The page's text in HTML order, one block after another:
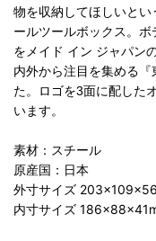
物を収納してほしいと
ールツールボックス。
をメイド イン ジャパン
内外から注目を集める
た。ロゴを3面に配した
います。
素材：スチール
原産国：日本
外寸サイズ 203×109
内寸サイズ 186×88